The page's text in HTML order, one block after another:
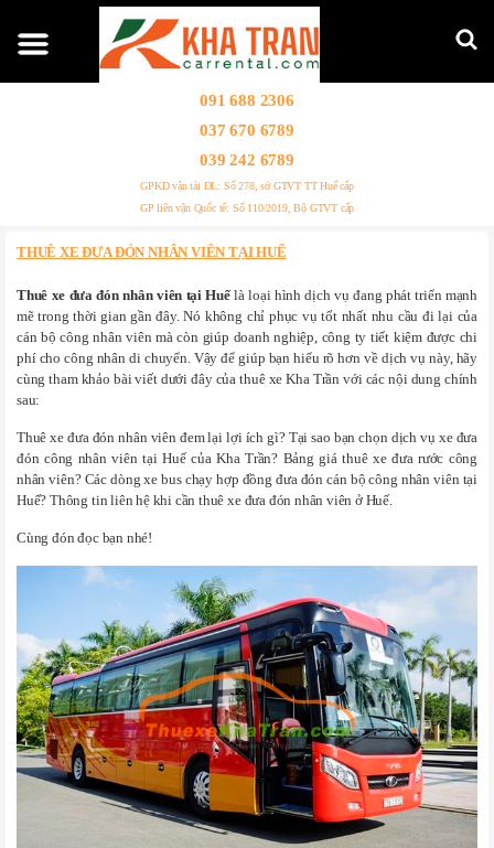
091 688 2306
037 670 6789
039 242 6789
GPKD vận tải DL: Số 278, sở GTVT TT Huế cấp
GP liên vận Quốc tế: Số 110/2019, Bộ GTVT cấp
THUÊ XE ĐƯA ĐÓN NHÂN VIÊN TẠI HUẾ
Thuê xe đưa đón nhân viên tại Huếlà loại hình dịch vụ đang phát triển mạnh
mẽ trong thời gian gần đây. Nó không chỉ phục vụ tốt nhất nhu cầu đi lại của
cán bộ công nhân viên mà còn giúp doanh nghiệp, công ty tiết kiệm được chi
phí cho công nhân di chuyển. Vậy để giúp bạn hiểu rõ hơn về dịch vụ này, hãy
cùng tham khảo bài viết dưới đây của thuê xe Kha Trần với các nội dung chính
sau:
Thuê xe đưa đón nhân viên đem lại lợi ích gì? Tại sao bạn chọn dịch vụ xe đưa
đón công nhân viên tại Huế của Kha Trần? Bảng giá thuê xe đưa rước công
nhân viên? Các dòng xe bus chạy hợp đồng đưa đón cán bộ công nhân viên tại
Huế? Thông tin liên hệ khi cần thuê xe đưa đón nhân viên ở Huế.
Cùng đón đọc bạn nhé!